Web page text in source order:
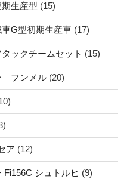
生産型 (15)
G型初期生産車 (17)
ックチームセット (15)
フンメル (20)
ア (12)
シュトルヒ (9)